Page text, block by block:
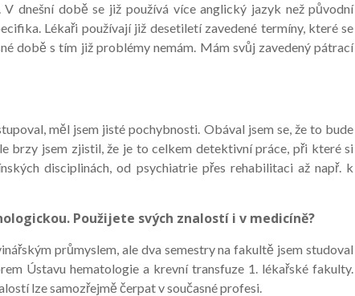
dnešní době se již používá více anglický jazyk než původní
Lékaři používají již desetiletí zavedené termíny, které se
době s tím již problémy nemám. Mám svůj zavedený pátrací
měl jsem jisté pochybnosti. Obával jsem se, že to bude
brzy jsem zjistil, že je to celkem detektivní práce, při které si
disciplinách, od psychiatrie přes rehabilitaci až např. k
Použijete svých znalostí i v medicíně?
průmyslem, ale dva semestry na fakultě jsem studoval
Ústavu hematologie a krevní transfuze 1. lékařské fakulty.
lze samozřejmě čerpat v současné profesi.